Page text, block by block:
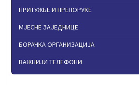
ПРИТУЖБЕ И ПРЕПОРУКЕ
МЈЕСНЕ ЗАЈЕДНИЦЕ
БОРАЧКА ОРГАНИЗАЦИЈА
ВАЖНИЈИ ТЕЛЕФОНИ